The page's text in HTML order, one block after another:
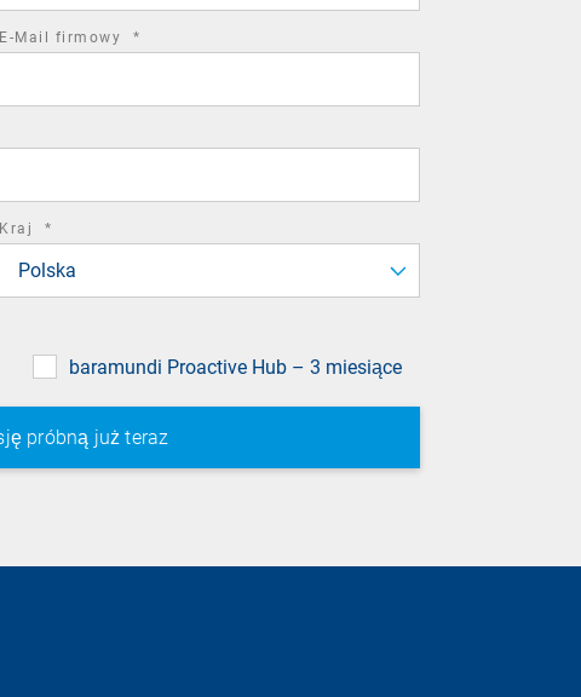
E-Mail firmowy *
Kraj *
Polska
baramundi Proactive Hub – 3 miesiące